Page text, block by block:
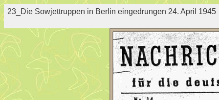
23_Die Sowjettruppen in Berlin eingedrungen 24. April 1945